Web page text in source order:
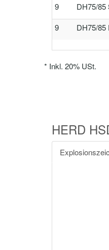
9 DH75/85
9 DH75/
* Inkl. 20% USt.
HERD